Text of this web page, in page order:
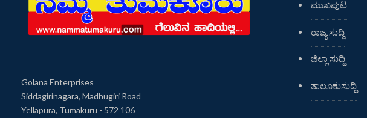
Golana Enterprises
Siddagirinagara, Madhugiri Road
Yellapura, Tumakuru - 572 106
ಮುಖಪುಟ
ರಾಜ್ಯ ಸುದ್ದಿ
ಜಿಲ್ಲಾ ಸುದ್ದಿ
ತಾಲೂಕುಸುದ್ದಿ